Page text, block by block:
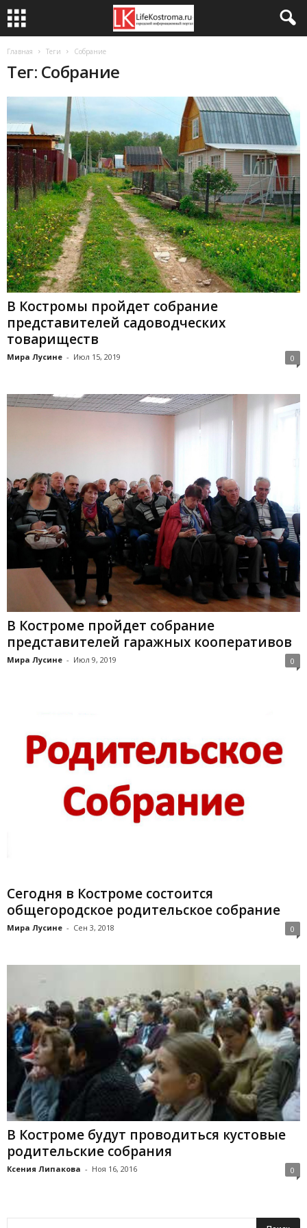
Главная Теги Собрание
Тег: Собрание
В Костромы пройдет собрание
представителей садоводческих
товариществ
Мира Лусине - Июл 15, 2019 0
В Костроме пройдет собрание
представителей гаражных кооперативов
Мира Лусине - Июл 9, 2019 0
Сегодня в Костроме состоится
общегородское родительское собрание
Мира Лусине - Сен 3, 2018 0
В Костроме будут проводиться кустовые
родительские собрания
Ксения Липакова - Ноя 16, 2016 0